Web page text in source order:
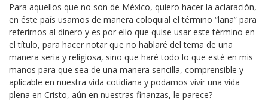
Para aquellos que no son de México, quiero hacer la aclaración,
en éste país usamos de manera coloquial el término “lana” para
referirnos al dinero y es por ello que quise usar este término en
el título, para hacer notar que no hablaré del tema de una
manera seria y religiosa, sino que haré todo lo que esté en mis
manos para que sea de una manera sencilla, comprensible y
aplicable en nuestra vida cotidiana y podamos vivir una vida
plena en Cristo, aún en nuestras finanzas, le parece?